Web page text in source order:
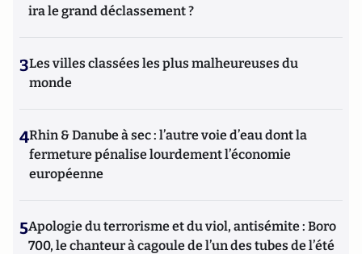
ira le grand déclassement ?
3Les villes classées les plus malheureuses du
monde
4Rhin & Danube à sec : l’autre voie d’eau dont la
fermeture pénalise lourdement l’économie
européenne
5Apologie du terrorisme et du viol, antisémite : Boro
700, le chanteur à cagoule de l’un des tubes de l’été